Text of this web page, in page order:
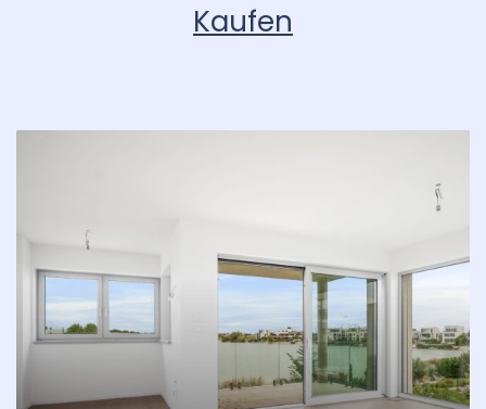
Kaufen